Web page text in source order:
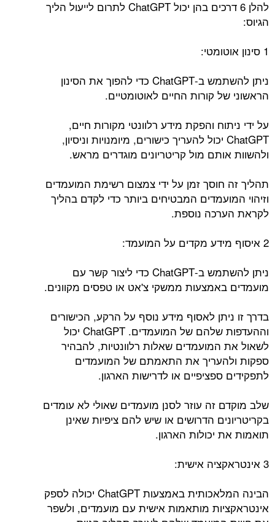
להלן 6 דרכים בהן יכול ChatGPT לתרום לייעול הליך
הגיוס:
1 סינון אוטומטי:
ניתן להשתמש ב-ChatGPT כדי להפוך את הסינון
הראשוני של קורות החיים לאוטומטיים.
על ידי ניתוח והפקת מידע רלוונטי מקורות חיים,
ChatGPT יכול להעריך כישורים, מיומנויות וניסיון,
ולהשוות אותם מול קריטריונים מוגדרים מראש.
תהליך זה חוסך זמן על ידי צמצום רשימת המועמדים
וזיהוי המועמדים המבטיחים ביותר כדי לקדם בהליך
לקראת הערכה נוספת.
2 איסוף מידע מקדים על המועמד:
ניתן להשתמש ב-ChatGPT כדי ליצור קשר עם
מועמדים באמצעות ממשקי צ'אט או טפסים מקוונים.
בדרך זו ניתן לאסוף מידע נוסף על הרקע, הכישורים
וההעדפות שלהם של המועמדים. ChatGPT יכול
לשאול את המועמדים שאלות רלוונטיות, להבהיר
ספקות ולהעריך את התאמתם של המועמדים
לתפקידים ספציפיים או לדרישות הארגון.
שלב מוקדם זה עוזר לסנן מועמדים שאולי לא עומדים
בקריטריונים הדרושים או שיש להם ציפיות שאינן
תואמות את יכולות הארגון.
3 אינטראקציה אישית:
הבינה המלאכותית באמצעות ChatGPT יכולה לספק
אינטראקציות מותאמות אישית עם מועמדים, ולשפר